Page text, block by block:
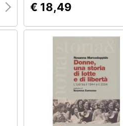
€ 18,49